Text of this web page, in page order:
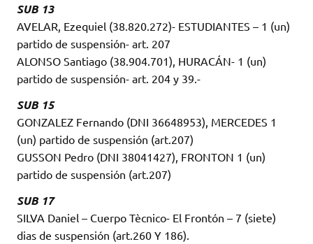
SUB 13
AVELAR, Ezequiel (38.820.272)- ESTUDIANTES – 1 (un)
partido de suspensión- art. 207
ALONSO Santiago (38.904.701), HURACÁN- 1 (un)
partido de suspensión- art. 204 y 39.-
SUB 15
GONZALEZ Fernando (DNI 36648953), MERCEDES 1
(un) partido de suspensión (art.207)
GUSSON Pedro (DNI 38041427), FRONTON 1 (un)
partido de suspensión (art.207)
SUB 17
SILVA Daniel – Cuerpo Tècnico- El Frontón – 7 (siete)
dias de suspensión (art.260 Y 186).